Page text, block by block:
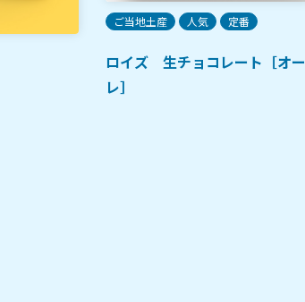
ご当地土産 人気 定番
ロイズ 生チョコレート［オー
レ］